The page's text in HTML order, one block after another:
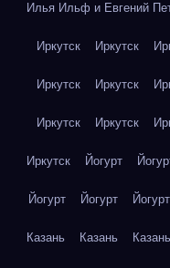
Илья Ильф и Евгений
Иркутск Иркутск
Иркутск Иркутск
Иркутск Иркутск
Иркутск Йогурт
Йогурт Йогурт Йогурт
Казань Казань Казань